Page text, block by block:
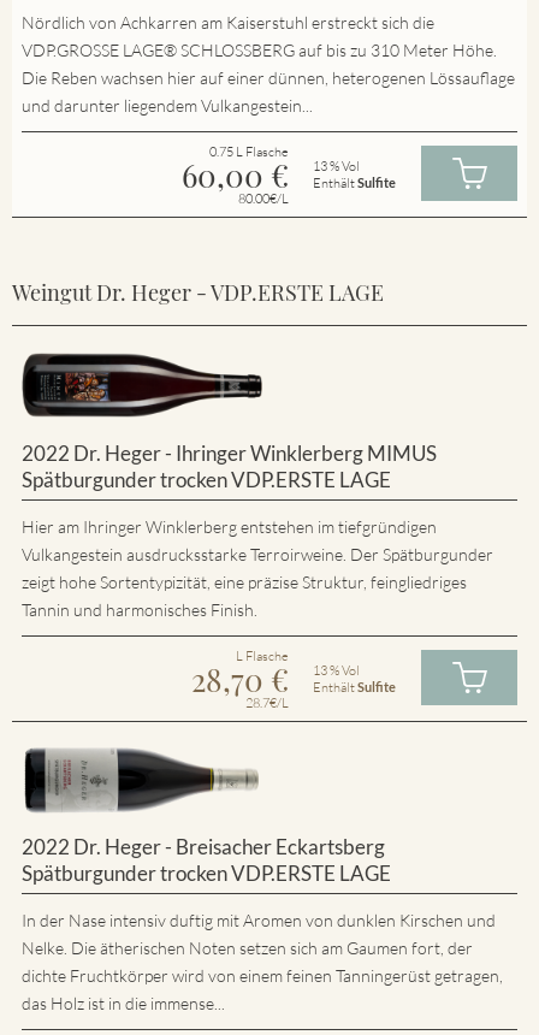
Nördlich von Achkarren am Kaiserstuhl erstreckt sich die
VDP.GROSSE LAGE® SCHLOSSBERG auf bis zu 310 Meter Höhe.
Die Reben wachsen hier auf einer dünnen, heterogenen Lössauflage
und darunter liegendem Vulkangestein...
0.75 L Flasche
60,00 €
80.00€/L
13 % Vol
EnthältSulfite
Weingut Dr. Heger - VDP.ERSTE LAGE
2022 Dr. Heger - Ihringer Winklerberg MIMUS
Spätburgunder trocken VDP.ERSTE LAGE
Hier am Ihringer Winklerberg entstehen im tiefgründigen
Vulkangestein ausdrucksstarke Terroirweine. Der Spätburgunder
zeigt hohe Sortentypizität, eine präzise Struktur, feingliedriges
Tannin und harmonisches Finish.
L Flasche
28,70 €
28.7€/L
13 % Vol
EnthältSulfite
2022 Dr. Heger - Breisacher Eckartsberg
Spätburgunder trocken VDP.ERSTE LAGE
In der Nase intensiv duftig mit Aromen von dunklen Kirschen und
Nelke. Die ätherischen Noten setzen sich am Gaumen fort, der
dichte Fruchtkörper wird von einem feinen Tanningerüst getragen,
das Holz ist in die immense...